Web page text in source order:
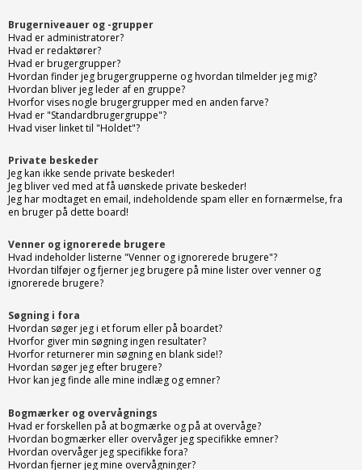
Brugerniveauer og -grupper
Hvad er administratorer?
Hvad er redaktører?
Hvad er brugergrupper?
Hvordan finder jeg brugergrupperne og hvordan tilmelder jeg mig?
Hvordan bliver jeg leder af en gruppe?
Hvorfor vises nogle brugergrupper med en anden farve?
Hvad er "Standardbrugergruppe"?
Hvad viser linket til "Holdet"?
Private beskeder
Jeg kan ikke sende private beskeder!
Jeg bliver ved med at få uønskede private beskeder!
Jeg har modtaget en email, indeholdende spam eller en fornærmelse, fra
en bruger på dette board!
Venner og ignorerede brugere
Hvad indeholder listerne "Venner og ignorerede brugere"?
Hvordan tilføjer og fjerner jeg brugere på mine lister over venner og
ignorerede brugere?
Søgning i fora
Hvordan søger jeg i et forum eller på boardet?
Hvorfor giver min søgning ingen resultater?
Hvorfor returnerer min søgning en blank side!?
Hvordan søger jeg efter brugere?
Hvor kan jeg finde alle mine indlæg og emner?
Bogmærker og overvågnings
Hvad er forskellen på at bogmærke og på at overvåge?
Hvordan bogmærker eller overvåger jeg specifikke emner?
Hvordan overvåger jeg specifikke fora?
Hvordan fjerner jeg mine overvågninger?